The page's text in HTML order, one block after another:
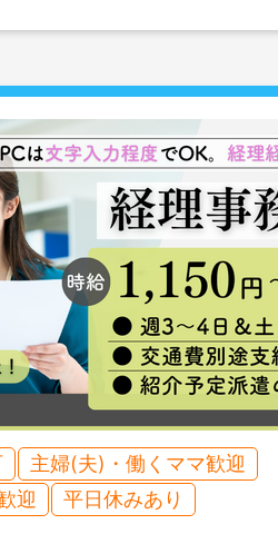
主婦(夫)・働くママ歓迎
迎
平日休みあり